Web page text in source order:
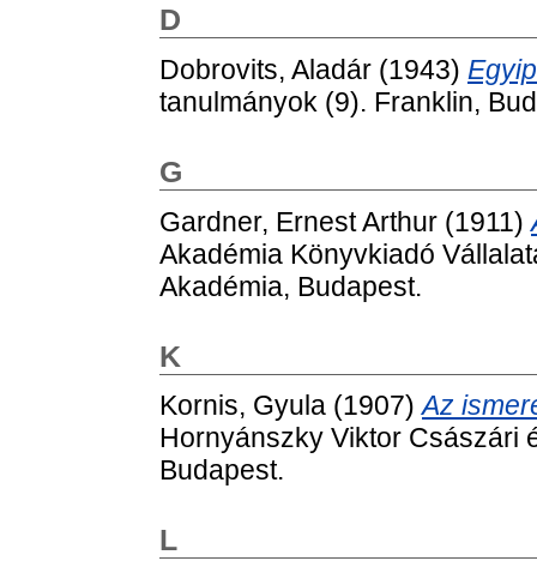
D
Dobrovits, Aladár (1943)
tanulmányok (9). Franklin,
G
Gardner, Ernest Arthur (1911)
Akadémia Könyvkiadó
Akadémia, Budapest.
K
Kornis, Gyula (1907)Az
Hornyánszky Viktor Császári
Budapest.
L